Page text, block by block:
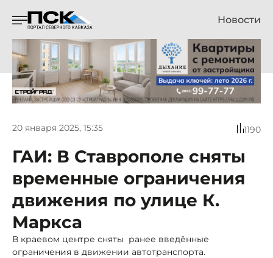
Новости
20 января 2025, 15:35 1190
ГАИ: В Ставрополе сняты
временные ограничения
движения по улице К.
Маркса
В краевом центре сняты ранее введённые
ограничения в движении автотранспорта.